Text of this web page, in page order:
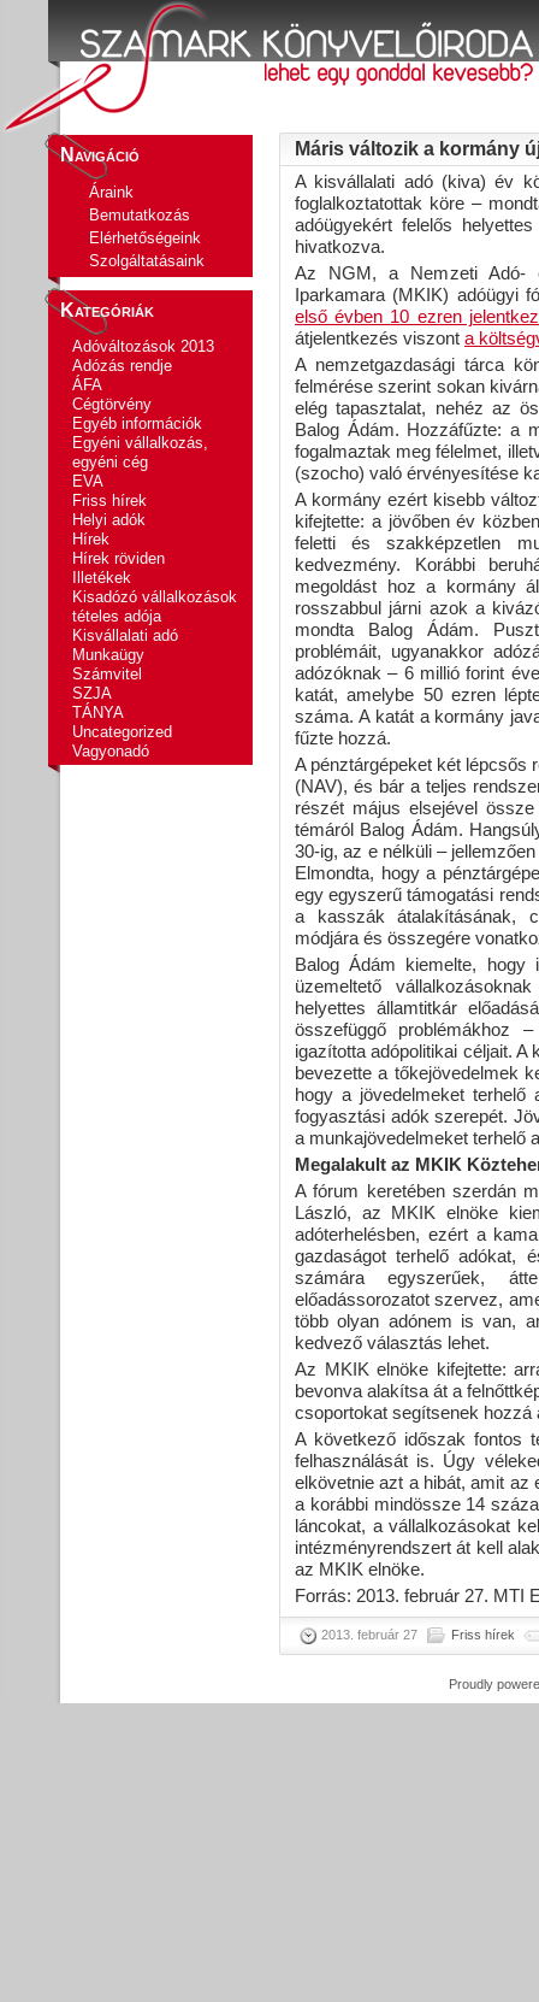
Navigáció
Áraink
Bemutatkozás
Elérhetőségeink
Szolgáltatásaink
Kategóriák
Adóváltozások 2013
Adózás rendje
ÁFA
Cégtörvény
Egyéb információk
Egyéni vállalkozás,
egyéni cég
EVA
Friss hírek
Helyi adók
Hírek
Hírek röviden
Illetékek
Kisadózó vállalkozások
tételes adója
Kisvállalati adó
Munkaügy
Számvitel
SZJA
TÁNYA
Uncategorized
Vagyonadó
Máris változik a kormány
A kisvállalati adó (kiva) év
foglalkoztatottak köre –
adóügyekért felelős
hivatkozva.
Az NGM, a Nemzeti Adó-
Iparkamara (MKIK) adóügyi
első évben 10 ezren
átjelentkezés viszont a
A nemzetgazdasági tárca
felmérése szerint sokan
elég tapasztalat, nehéz az
Balog Ádám. Hozzáfűzte: a
fogalmaztak meg félelmet,
(szocho) való érvényesítése
A kormány ezért kisebb
kifejtette: a jövőben év
feletti és szakképzetlen
kedvezmény. Korábbi
megoldást hoz a kormány
rosszabbul járni azok a
mondta Balog Ádám.
problémáit, ugyanakkor
adózóknak – 6 millió forint
katát, amelybe 50 ezren
száma. A katát a kormány
fűzte hozzá.
A pénztárgépeket két lépcsős
(NAV), és bár a teljes
részét május elsejével
témáról Balog Ádám.
30-ig, az e nélküli –
Elmondta, hogy a
egy egyszerű támogatási
a kasszák átalakításának,
módjára és összegére
Balog Ádám kiemelte, hogy
üzemeltető
helyettes államtitkár
összefüggő problémákhoz
igazította adópolitikai céljait.
bevezette a tőkejövedelmek
hogy a jövedelmeket terhelő
fogyasztási adók szerepét.
a munkajövedelmeket terhelő
Megalakult az MKIK
A fórum keretében szerdán
László, az MKIK elnöke
adóterhelésben, ezért a
gazdaságot terhelő adókat,
számára egyszerűek,
előadássorozatot szervez,
több olyan adónem is van,
kedvező választás lehet.
Az MKIK elnöke kifejtette:
bevonva alakítsa át a
csoportokat segítsenek hozzá
A következő időszak fontos
felhasználását is. Úgy
elkövetnie azt a hibát, amit az
a korábbi mindössze 14
láncokat, a vállalkozásokat
intézményrendszert át kell
az MKIK elnöke.
Forrás: 2013. február 27. MTI
2013. február 27 Friss hírek
Proudly